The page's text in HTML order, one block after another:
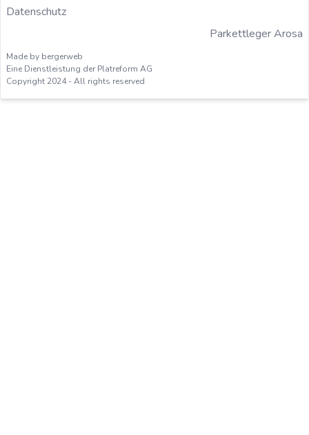
Datenschutz
Parkettleger Arosa
Made by bergerweb
Eine Dienstleistung der Platreform AG
Copyright 2024 - All rights reserved